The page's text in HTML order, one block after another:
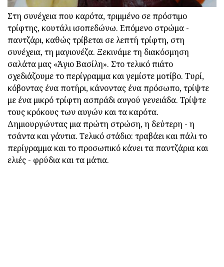
Στη συνέχεια που καρότα, τριμμένο σε πρόστιμο
τρίφτης, κουτάλι ισοπεδώνω. Επόμενο στρώμα -
παντζάρι, καθώς τρίβεται σε λεπτή τρίφτη, στη
συνέχεια, τη μαγιονέζα. Ξεκινάμε τη διακόσμηση
σαλάτα μας «Άγιο Βασίλη». Στο τελικό πιάτο
σχεδιάζουμε το περίγραμμα και γεμίστε μοτίβο. Τυρί,
κόβοντας ένα ποτήρι, κάνοντας ένα πρόσωπο, τρίψτε
με ένα μικρό τρίφτη ασπράδι αυγού γενειάδα. Τρίψτε
τους κρόκους των αυγών και τα καρότα.
Δημιουργώντας μια πρώτη στρώση, η δεύτερη - η
τσάντα και γάντια. Τελικό στάδιο: τραβάει και πάλι το
περίγραμμα και το προσωπικό κάνει τα παντζάρια και
ελιές - φρύδια και τα μάτια.